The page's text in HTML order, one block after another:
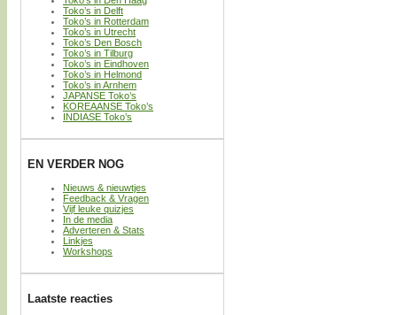
Toko’s in Delft
Toko’s in Rotterdam
Toko’s in Utrecht
Toko’s Den Bosch
Toko’s in Tilburg
Toko’s in Eindhoven
Toko’s in Helmond
Toko’s in Arnhem
JAPANSE Toko’s
KOREAANSE Toko’s
INDIASE Toko’s
EN VERDER NOG
Nieuws & nieuwtjes
Feedback & Vragen
Vijf leuke quizjes
In de media
Adverteren & Stats
Linkjes
Workshops
Laatste reacties